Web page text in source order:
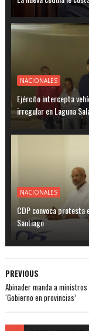
NACIONALES
Ejército intercepta
irregular en Laguna
NACIONALES
CDP convoca
Santiago
PREVIOUS
Abinader manda a
‘Gobierno en provincias’